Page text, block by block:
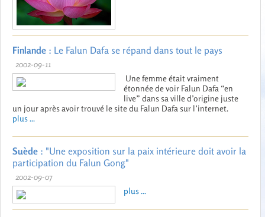
Finlande : Le Falun Dafa se répand dans tout le pays
2002-09-11
Une femme était vraiment
étonnée de voir Falun Dafa “en
live” dans sa ville d’origine juste
un jour après avoir trouvé le site du Falun Dafa sur l’internet.
plus ...
Suède : "Une exposition sur la paix intérieure doit avoir la
participation du Falun Gong"
2002-09-07
plus ...